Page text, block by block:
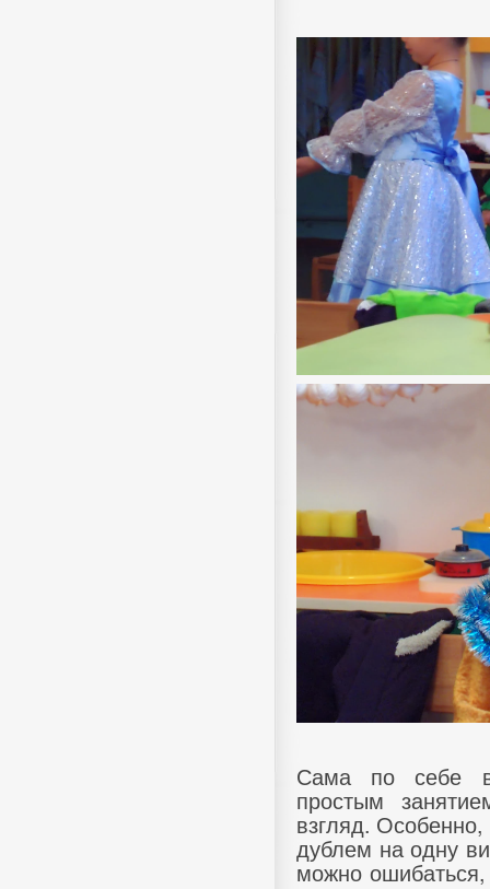
Сама по себе
простым
взгляд.
дублем на одну
можно ошибаться,